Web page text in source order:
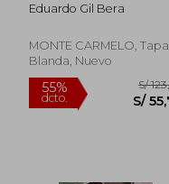
dcto.
María (KARMEL)
Eduardo Gil Bera
MONTE CARMELO, Tapa
Blanda, Nuevo